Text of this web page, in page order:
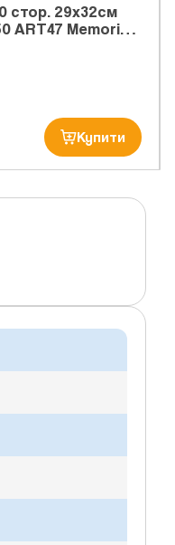
стор. 29x32см
ART47 Memori…
Купити